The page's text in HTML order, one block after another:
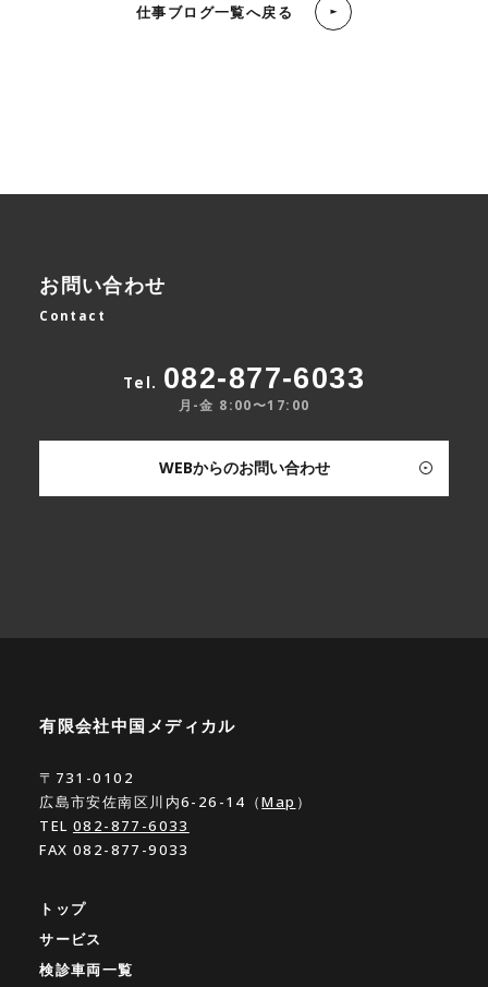
仕事ブログ一覧へ戻る
お問い合わせ
Contact
Tel. 082-877-6033
月-金 8:00〜17:00
WEBからのお問い合わせ
有限会社中国メディカル
〒731-0102
広島市安佐南区川内6-26-14（Map ）
TEL 082-877-6033
FAX 082-877-9033
トップ
サービス
検診車両一覧